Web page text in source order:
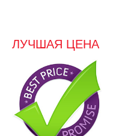
ЛУЧШАЯ ЦЕНА